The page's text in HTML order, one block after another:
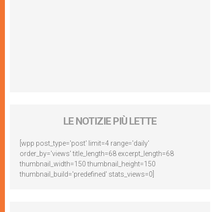
LE NOTIZIE PIÙ LETTE
[wpp post_type='post' limit=4 range='daily'
order_by='views' title_length=68 excerpt_length=68
thumbnail_width=150 thumbnail_height=150
thumbnail_build='predefined' stats_views=0]